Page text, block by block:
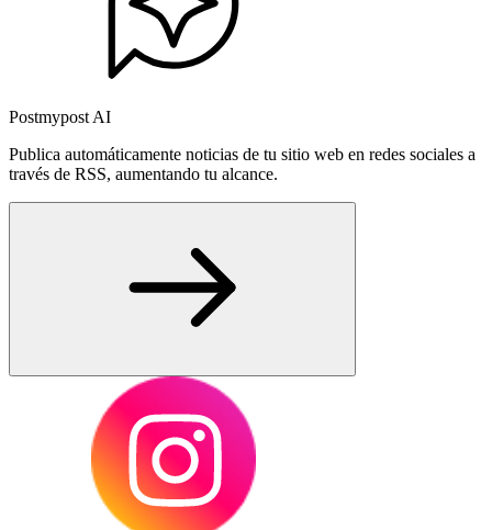
Postmypost AI
Publica automáticamente noticias de tu sitio web en redes sociales a
través de RSS, aumentando tu alcance.